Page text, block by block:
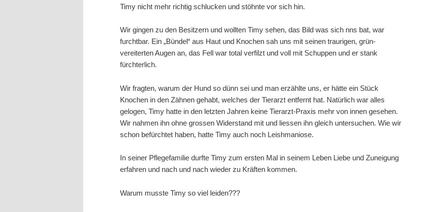
Timy nicht mehr richtig schlucken und stöhnte vor sich hin.
Wir gingen zu den Besitzern und wollten Timy sehen, das Bild was sich nns bat, war
furchtbar. Ein „Bündel“ aus Haut und Knochen sah uns mit seinen traurigen, grün-
vereiterten Augen an, das Fell war total verfilzt und voll mit Schuppen und er stank
fürchterlich.
Wir fragten, warum der Hund so dünn sei und man erzählte uns, er hätte ein Stück
Knochen in den Zähnen gehabt, welches der Tierarzt entfernt hat. Natürlich war alles
gelogen, Timy hatte in den letzten Jahren keine Tierarzt-Praxis mehr von innen gesehen.
Wir nahmen ihn ohne grossen Widerstand mit und liessen ihn gleich untersuchen. Wie wir
schon befürchtet haben, hatte Timy auch noch Leishmaniose.
In seiner Pflegefamilie durfte Timy zum ersten Mal in seinem Leben Liebe und Zuneigung
erfahren und nach und nach wieder zu Kräften kommen.
Warum musste Timy so viel leiden???